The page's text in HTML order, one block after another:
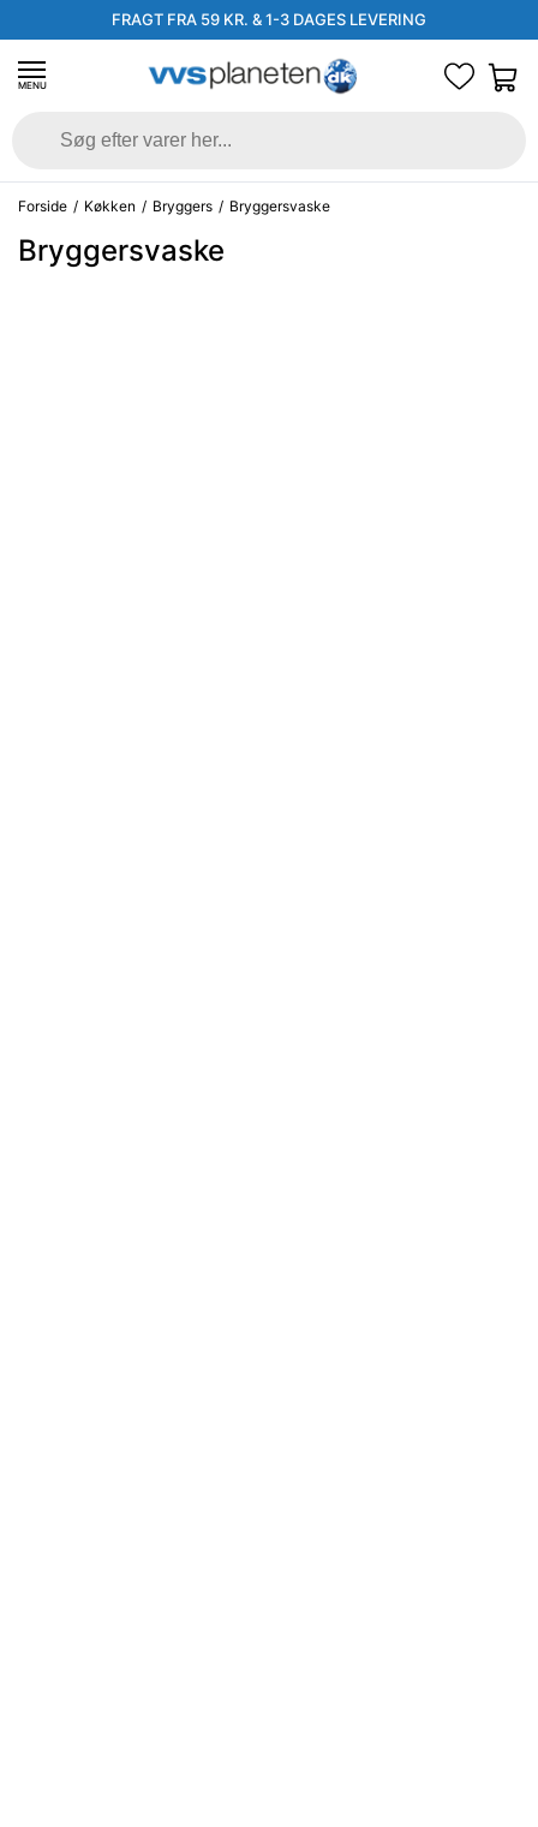
FRAGT FRA 59 KR. & 1-3 DAGES LEVERING
MENU
Forside / Køkken / Bryggers / Bryggersvaske
Bryggersvaske